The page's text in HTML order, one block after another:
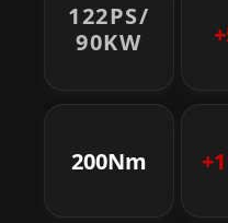
122PS/
90KW
200Nm